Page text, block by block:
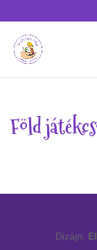
Föld
Dizájn: